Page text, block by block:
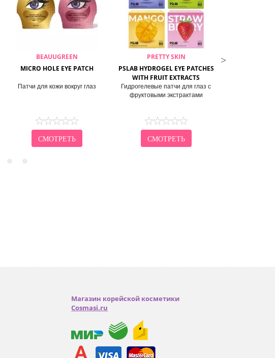
BEAUUGREEN
MICRO HOLE EYE PATCH
Патчи для кожи вокруг глаз
СМОТРЕТЬ
PRETTY SKIN
PSLAB HYDROGEL EYE PATCHES
WITH FRUIT EXTRACTS
Гидрогелевые патчи для глаз с
фруктовыми экстрактами
СМОТРЕТЬ
Магазин корейской косметики
Cosmasi.ru